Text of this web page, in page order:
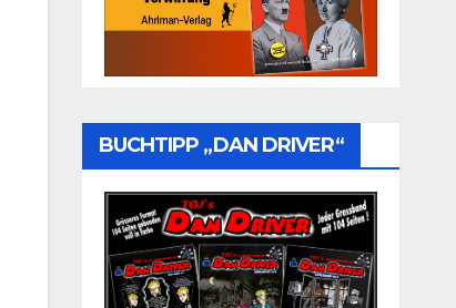
BUCHTIPP „DAN DRIVER“